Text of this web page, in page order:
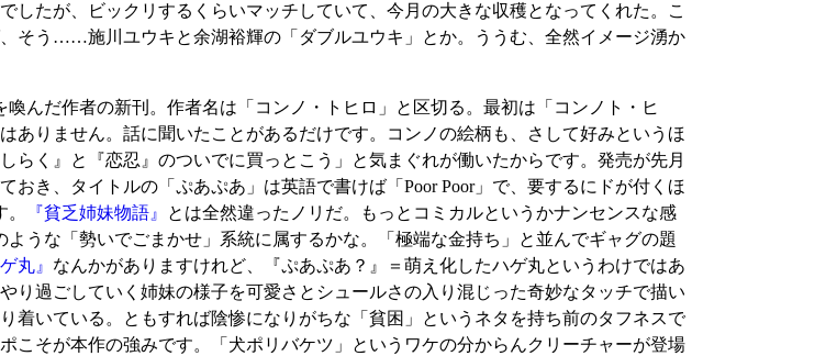
したが、ビックリするくらいマッチしていて、今月の大きな収穫となってくれた。こ
そう……施川ユウキと余湖裕輝の「ダブルユウキ」とか。ううむ、全然イメージ湧か
喚んだ作者の新刊。作者名は「コンノ・トヒロ」と区切る。最初は「コンノト・ヒ
ありません。話に聞いたことがあるだけです。コンノの絵柄も、さして好みというほ
く』と『恋忍』のついでに買っとこう」と気まぐれが働いたからです。発売が先月
き、タイトルの「ぷあぷあ」は英語で書けば「Poor Poor」で、要するにドが付くほ
『貧乏姉妹物語』
とは全然違ったノリだ。もっとコミカルというかナンセンスな感
うな「勢いでごまかせ」系統に属するかな。「極端な金持ち」と並んでギャグの題
丸』 なんかがありますけれど、『ぷあぷあ？』＝萌え化したハゲ丸というわけではあ
り過ごしていく姉妹の様子を可愛さとシュールさの入り混じった奇妙なタッチで描い
着いている。ともすれば陰惨になりがちな「貧困」というネタを持ち前のタフネスで
こそが本作の強みです。「犬ポリバケツ」というワケの分からんクリーチャーが登場